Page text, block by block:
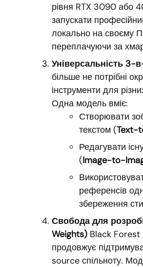
рівня RTX 3090 або
запускати
локально на своєму
переплачуючи за
Універсальність 3-
більше не потрібні
інструменти для
Одна модель вміє:
Створювати
текстом (Text-
Редагувати
(Image-to-
референсів
збереження
Свобода для
Weights) Black Forest
продовжує
source спільноту.